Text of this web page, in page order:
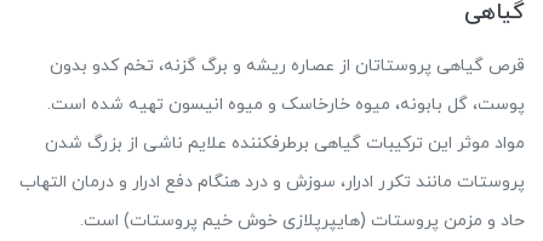
گیاهی
قرص گیاهی پروستاتان از عصاره ریشه و برگ گزنه، تخم کدو بدون
پوست، گل بابونه، میوه خارخاسک و میوه انیسون تهیه شده است.
مواد موثر این ترکیبات گیاهی برطرف‎کننده علایم ناشی از بزرگ شدن
پروستات مانند تکرر ادرار، سوزش و درد هنگام دفع ادرار و درمان التهاب
حاد و مزمن پروستات (‎ها‎یپرپلازی خوش‌ خیم پروستات) است.